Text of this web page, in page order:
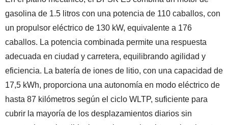
gasolina de 1.5 litros con una potencia de 110 caballos, con
un propulsor eléctrico de 130 kW, equivalente a 176
caballos. La potencia combinada permite una respuesta
adecuada en ciudad y carretera, equilibrando agilidad y
eficiencia. La batería de iones de litio, con una capacidad de
17,5 kWh, proporciona una autonomía en modo eléctrico de
hasta 87 kilómetros según el ciclo WLTP, suficiente para
cubrir la mayoría de los desplazamientos diarios sin